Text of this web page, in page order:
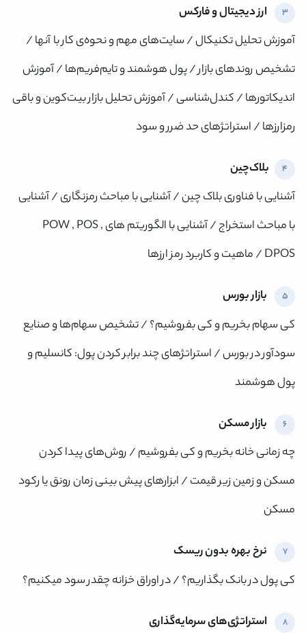
3
ارز دیجیتال و فارکس
آموزش تحلیل تکنیکال / سایت‌های مهم و نحوه‌ی کار با آنها /
تشخیص روندهای بازار / پول هوشمند و تایم‌فریم‌ها / آموزش
اندیکاتورها / کندل‌شناسی / آموزش تحلیل بازار بیت‌کوین و باقی
رمزارزها / استراتژهای حد ضرر و سود
4
بلاک‌چین
آشنایی با فناوری بلاک چین / آشنایی با مباحث رمزنگاری / آشنایی
با مباحث استخراج / آشنایی با الگوریتم های POW , POS ,
DPOS / ماهیت و کاربرد رمز ارزها
5
بازار بورس
کی سهام بخریم و کی بفروشیم؟ / تشخیص سهام‌ها و صنایع
سود‌آور در بورس / استراتژهای چند برابر کردن پول: کانسلیم و
پول هوشمند
6
بازار مسکن
چه زمانی خانه بخریم و کی بفروشیم / روش‌های پیدا کردن
مسکن و زمین زیر قیمت / ابزارهای پیش بینی زمان رونق یا رکود
مسکن
7
نرخ بهره بدون ریسک
کی پول در بانک بگذاریم؟ / در اوراق خزانه چقدر سود میکنیم؟
8
استراتژی‌های سرمایه‌گذاری
ورود به حساب کاربری ×
بعد از ثبت شماره کد برای شما پیامک خواهد شد